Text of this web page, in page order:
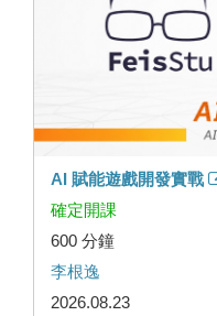
AI 賦能遊戲開發實戰
確定開課
600 分鐘
李根逸
2026.08.23